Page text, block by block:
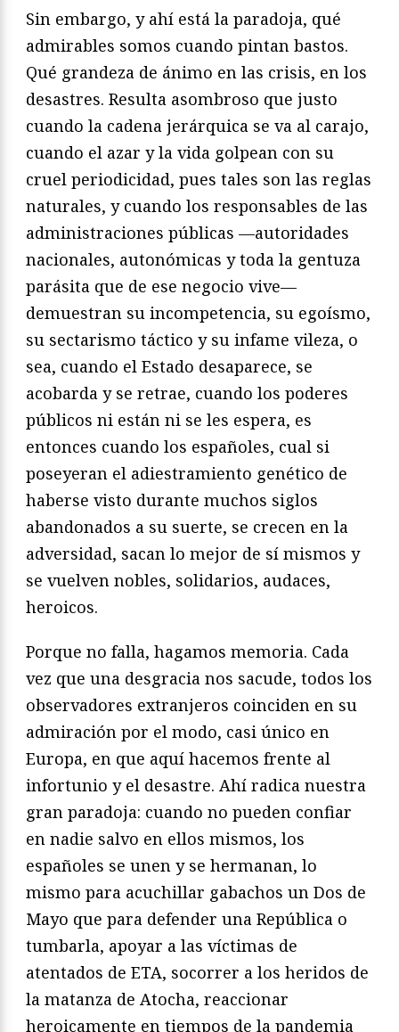
Sin embargo, y ahí está la paradoja, qué
admirables somos cuando pintan bastos.
Qué grandeza de ánimo en las crisis, en los
desastres. Resulta asombroso que justo
cuando la cadena jerárquica se va al carajo,
cuando el azar y la vida golpean con su
cruel periodicidad, pues tales son las reglas
naturales, y cuando los responsables de las
administraciones públicas —autoridades
nacionales, autonómicas y toda la gentuza
parásita que de ese negocio vive—
demuestran su incompetencia, su egoísmo,
su sectarismo táctico y su infame vileza, o
sea, cuando el Estado desaparece, se
acobarda y se retrae, cuando los poderes
públicos ni están ni se les espera, es
entonces cuando los españoles, cual si
poseyeran el adiestramiento genético de
haberse visto durante muchos siglos
abandonados a su suerte, se crecen en la
adversidad, sacan lo mejor de sí mismos y
se vuelven nobles, solidarios, audaces,
heroicos.
Porque no falla, hagamos memoria. Cada
vez que una desgracia nos sacude, todos los
observadores extranjeros coinciden en su
admiración por el modo, casi único en
Europa, en que aquí hacemos frente al
infortunio y el desastre. Ahí radica nuestra
gran paradoja: cuando no pueden confiar
en nadie salvo en ellos mismos, los
españoles se unen y se hermanan, lo
mismo para acuchillar gabachos un Dos de
Mayo que para defender una República o
tumbarla, apoyar a las víctimas de
atentados de ETA, socorrer a los heridos de
la matanza de Atocha, reaccionar
heroicamente en tiempos de la pandemia